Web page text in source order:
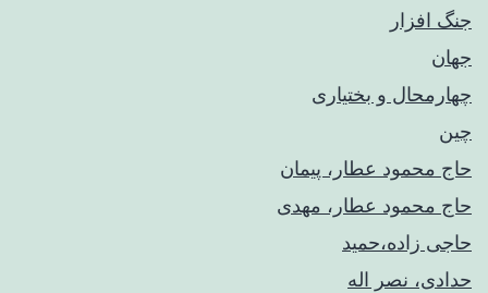
جنگ افزار
جهان
چهارمحال و بختیاری
چین
حاج محمود عطار، پیمان
حاج محمود عطار، مهدی
حاجی زاده،حمید
حدادی، نصر اله